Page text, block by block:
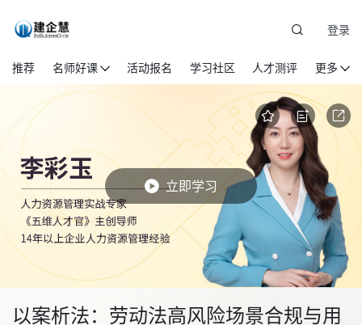
推荐 名师好课 活动报名 学习社区 人才测评 更多
登录
立即学习
以案析法：劳动法高风险场景合规与用